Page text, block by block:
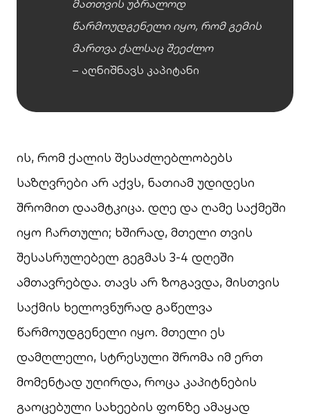
მათთვის უბრალოდ
წარმოუდგენელი იყო, რომ გემის
მართვა ქალსაც შეეძლო
– აღნიშნავს კაპიტანი
ის, რომ ქალის შესაძლებლობებს
საზღვრები არ აქვს, ნათიამ უდიდესი
შრომით დაამტკიცა. დღე და ღამე საქმეში
იყო ჩართული; ხშირად, მთელი თვის
შესასრულებელ გეგმას 3-4 დღეში
ამთავრებდა. თავს არ ზოგავდა, მისთვის
საქმის ხელოვნურად გაწელვა
წარმოუდგენელი იყო. მთელი ეს
დამღლელი, სტრესული შრომა იმ ერთ
მომენტად უღირდა, როცა კაპიტნების
გაოცებული სახეების ფონზე ამაყად